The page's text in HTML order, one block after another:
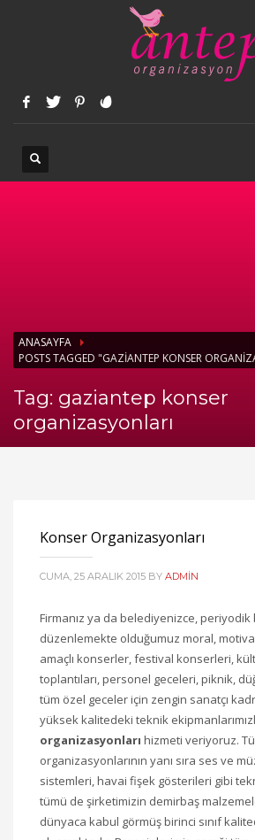
ANASAYFA
POSTS TAGGED "GAZIANTEP KONSER
Tag: gaziantep konser
organizasyonları
Konser Organizasyonları
CUMA, 25 ARALIK 2015 BY ADMIN
Firmanız ya da belediyenizce, periyodik
düzenlemekte olduğumuz moral,
amaçlı konserler, festival konserleri,
toplantıları, personel geceleri, piknik,
tüm özel geceler için zengin sanatçı
yüksek kalitedeki teknik
organizasyonları hizmeti veriyoruz.
organizasyonlarının yanı sıra ses ve
sistemleri, havai fişek gösterileri gibi
tümü de şirketimizin demirbaş
dünyaca kabul görmüş birinci sınıf